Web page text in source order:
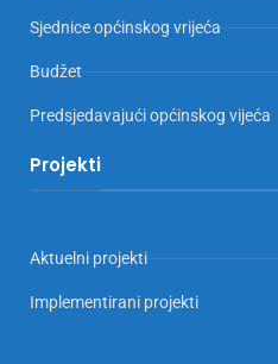
Sjednice općinskog vrijeća
Budžet
Predsjedavajući općinskog vijeća
Projekti
Aktuelni projekti
Implementirani projekti